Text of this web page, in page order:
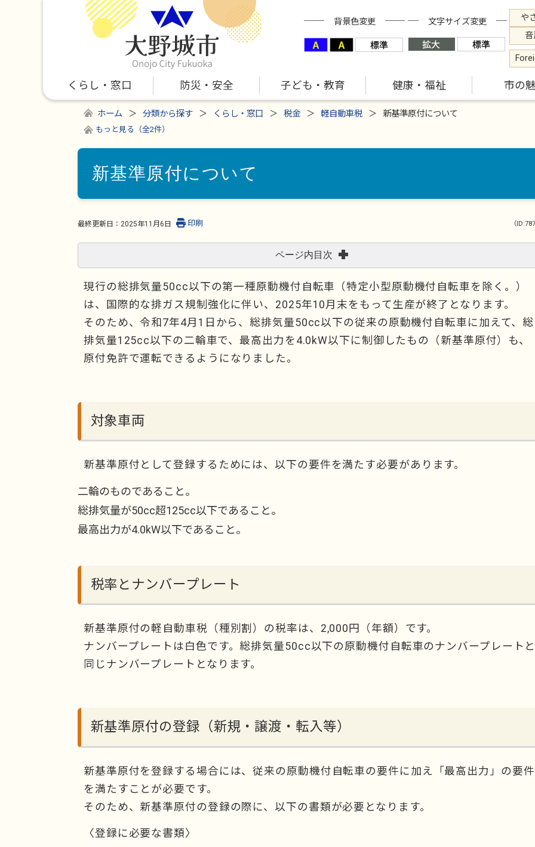
背景色変更 文字サイズ変更
や
くらし・窓口 防災・安全 子ども・教育 健康・福祉 市の
ホーム 分類から探す くらし・窓口 税金 軽自動車税 新基準原付について
もっと見る（全2件）
新基準原付について
最終更新日： 2025年11月6日 （
印刷
ページ内目次
現行の総排気量50cc以下の第一種原動機付自転車（特定小型原動機付自転車を除く。）
は、国際的な排ガス規制強化に伴い、2025年10月末をもって生産が終了となります。
そのため、令和7年4月1日から、総排気量50cc以下の従来の原動機付自転車に加えて、総
排気量125cc以下の二輪車で、最高出力を4.0kW以下に制御したもの（新基準原付）も、
原付免許で運転できるようになりました。
対象車両
新基準原付として登録するためには、以下の要件を満たす必要があります。
二輪のものであること。
総排気量が50cc超125cc以下であること。
最高出力が4.0kW以下であること。
税率とナンバープレート
新基準原付の軽自動車税（種別割）の税率は、2,000円（年額）です。
ナンバープレートは白色です。総排気量50cc以下の原動機付自転車のナンバープレート
同じナンバープレートとなります。
新基準原付の登録（新規・譲渡・転入等）
新基準原付を登録する場合には、従来の原動機付自転車の要件に加え「最高出力」の要件
を満たすことが必要です。
そのため、新基準原付の登録の際に、以下の書類が必要となります。
〈登録に必要な書類〉